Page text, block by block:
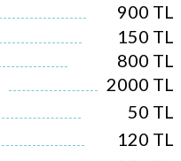
900 TL
150 TL
800 TL
2000 TL
50 TL
120 TL